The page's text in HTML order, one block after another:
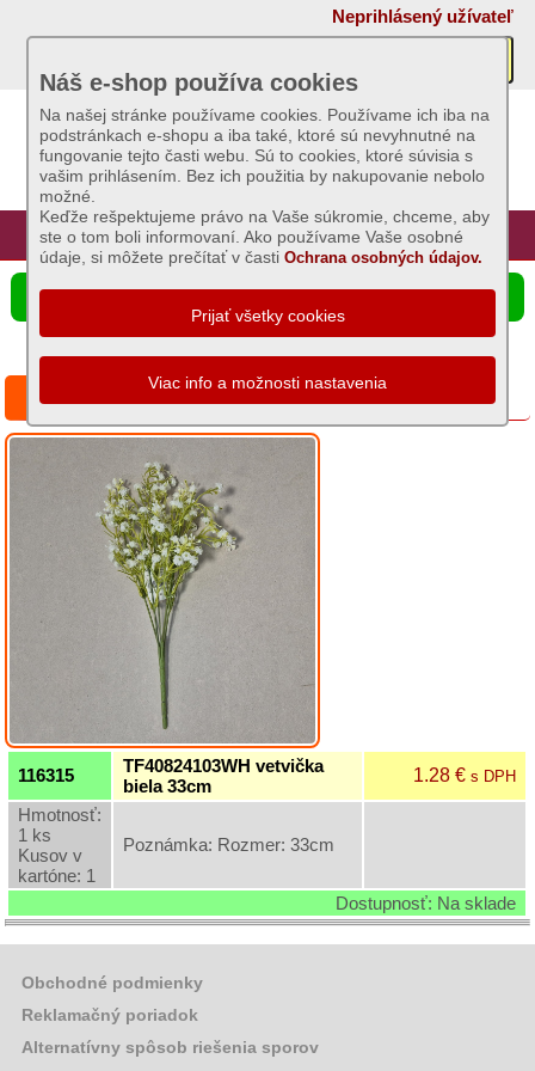
Neprihlásený užívateľ
Úvod Hlavná stránka Prihlásenie Registrácia
Náš e-shop používa cookies
Na našej stránke používame cookies. Používame ich iba na
podstránkach e-shopu a iba také, ktoré sú nevyhnutné na
fungovanie tejto časti webu. Sú to cookies, ktoré súvisia s
vašim prihlásením. Bez ich použitia by nakupovanie nebolo
možné.
Keďže rešpektujeme právo na Vaše súkromie, chceme, aby
ste o tom boli informovaní. Ako používame Vaše osobné
údaje, si môžete prečítať v častiOchrana osobných údajov.
☰ Ponuka produktov
Akcie
Sviečky
Umelé
kvety
Vence
nezdobené
a
zdobené
Miska
zaťažená
s
čečinou
kvetov
kvety
stopky
Ťahačky
Črepníkové
kvety
Sušina
zeleň
sortiment
Semená
Vetvička biela 33cm
116315
TF40824103WH vetvička
biela 33cm
1.28 €s DPH
Hmotnosť:
1 ks
Kusov v
kartóne: 1
Poznámka: Rozmer: 33cm
Dostupnosť: Na sklade
Obchodné podmienky
Reklamačný poriadok
Alternatívny spôsob riešenia sporov